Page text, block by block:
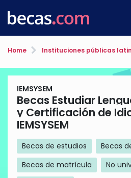
Home Instituciones públicas
IEMSYSEM
Becas Estudiar
y Certificación de
IEMSYSEM
Becas de estudios
Becas
Becas de matrícula
No